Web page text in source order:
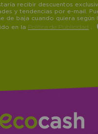
recibir descuentos
y tendencias por e-mail.
de baja cuando quiera según
en la Política de Publicidad